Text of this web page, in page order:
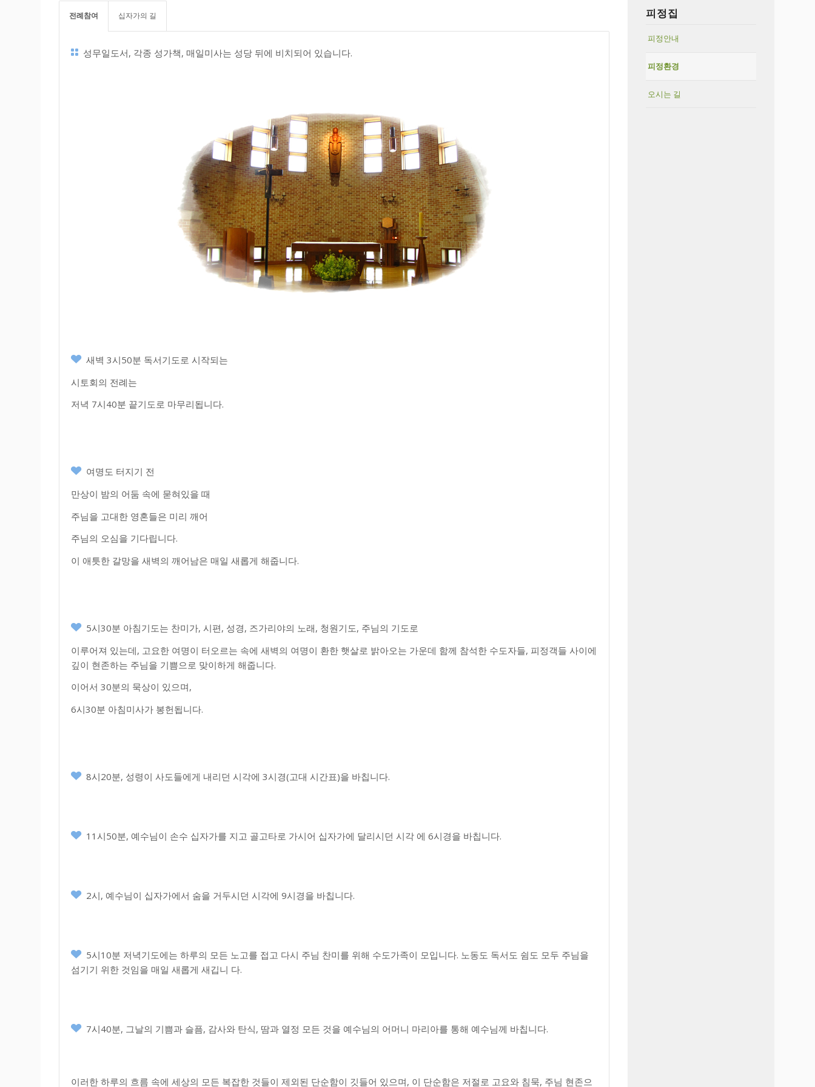
전례참여 십자가의 길
성무일도서, 각종 성가책, 매일미사는 성당 뒤에 비치되어 있습니다.
새벽 3시50분 독서기도로 시작되는
시토회의 전례는
저녁 7시40분 끝기도로 마무리됩니다.
여명도 터지기 전
만상이 밤의 어둠 속에 묻혀있을 때
주님을 고대한 영혼들은 미리 깨어
주님의 오심을 기다립니다.
이 애틋한 갈망을 새벽의 깨어남은 매일 새롭게 해줍니다.
5시30분 아침기도는 찬미가, 시편, 성경, 즈가리야의 노래, 청원기도, 주님의 기도로
이루어져 있는데, 고요한 여명이 터오르는 속에 새벽의 여명이 환한 햇살로 밝아오는 가운데 함께 참석한 수도자들, 피정객들 사이에
깊이 현존하는 주님을 기쁨으로 맞이하게 해줍니다.
이어서 30분의 묵상이 있으며,
6시30분 아침미사가 봉헌됩니다.
8시20분, 성령이 사도들에게 내리던 시각에 3시경(고대 시간표)을 바칩니다.
11시50분, 예수님이 손수 십자가를 지고 골고타로 가시어 십자가에 달리시던 시각 에 6시경을 바칩니다.
2시, 예수님이 십자가에서 숨을 거두시던 시각에 9시경을 바칩니다.
5시10분 저녁기도에는 하루의 모든 노고를 접고 다시 주님 찬미를 위해 수도가족이 모입니다. 노동도 독서도 쉼도 모두 주님을
섬기기 위한 것임을 매일 새롭게 새깁니 다.
7시40분, 그날의 기쁨과 슬픔, 감사와 탄식, 땀과 열정 모든 것을 예수님의 어머니 마리아를 통해 예수님께 바칩니다.
이러한 하루의 흐름 속에 세상의 모든 복잡한 것들이 제외된 단순함이 깃들어 있으며, 이 단순함은 저절로 고요와 침묵, 주님 현존으
피정집
피정안내
피정환경
오시는 길